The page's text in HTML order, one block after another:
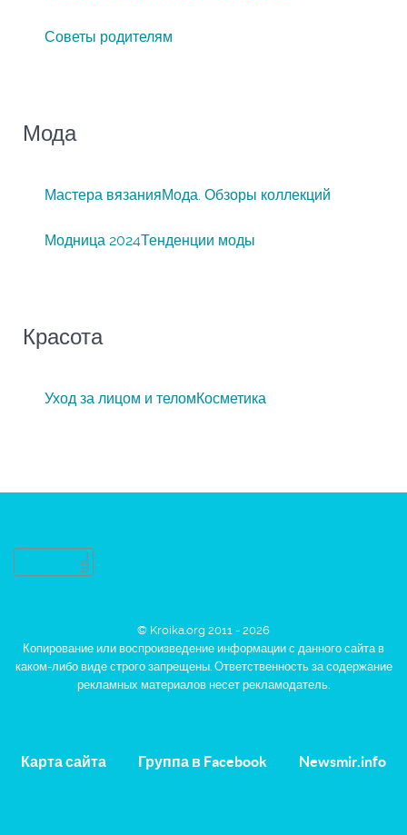
Советы родителям
Мода
Мастера вязанияМода. Обзоры коллекций
Модница 2024Тенденции моды
Красота
Уход за лицом и теломКосметика
© Kroika.org 2011 - 2026
Копирование или воспроизведение информации с данного сайта в
каком-либо виде строго запрещены. Ответственность за содержание
рекламных материалов несет рекламодатель.
Карта сайта Группа в Facebook Newsmir.info